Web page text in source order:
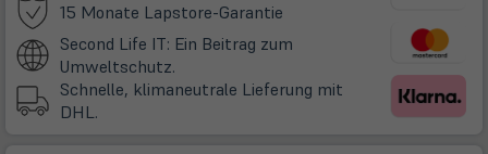
15 Monate Lapstore-Garantie
neuem
Second Life IT: Ein Beitrag zum
Umweltschutz.
Schnelle, klimaneutrale Lieferung mit
DHL.